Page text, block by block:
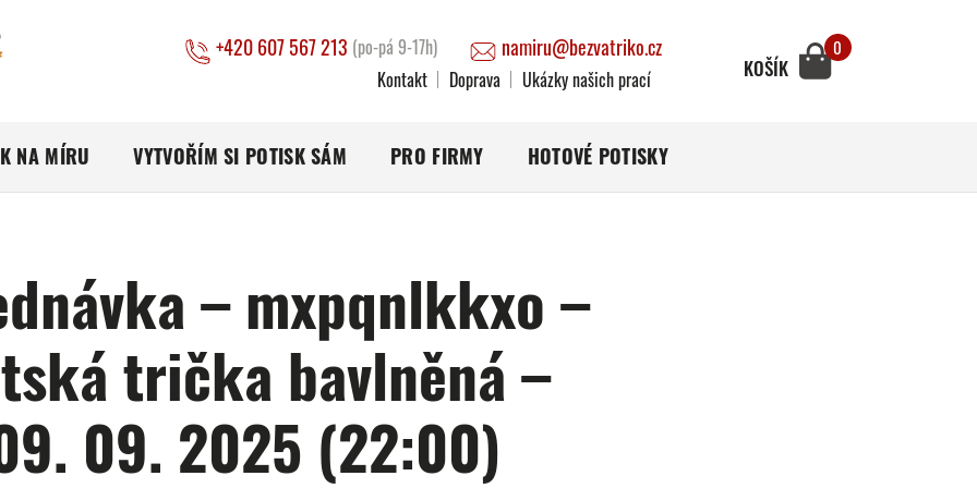
+420 607 567 213 (po-pá 9-17h) namiru@bezvatriko.cz
Kontakt Doprava Ukázky našich prací KOŠÍK
0
NA MÍRU VYTVOŘÍM SI POTISK SÁM PRO FIRMY HOTOVÉ POTISKY
– mxpqnlkkxo –
trička bavlněná –
09. 2025 (22:00)